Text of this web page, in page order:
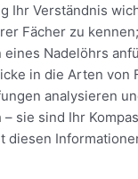
Ihr Verständnis
Fächer zu
Nadelöhrs
in die Arten von
analysieren
sie sind Ihr